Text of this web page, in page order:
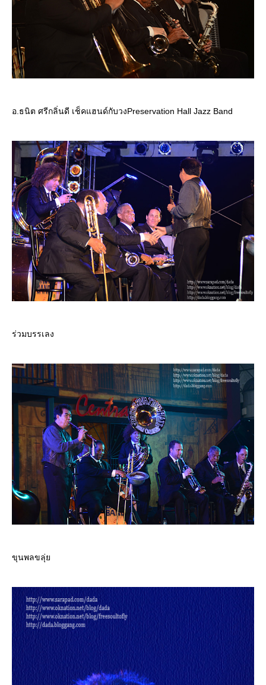
อ.ธนิต ศรีกลิ่นดี เช็คแฮนด์กับวงPreservation Hall Jazz Band
ร่วมบรรเลง
ขุนพลขลุ่